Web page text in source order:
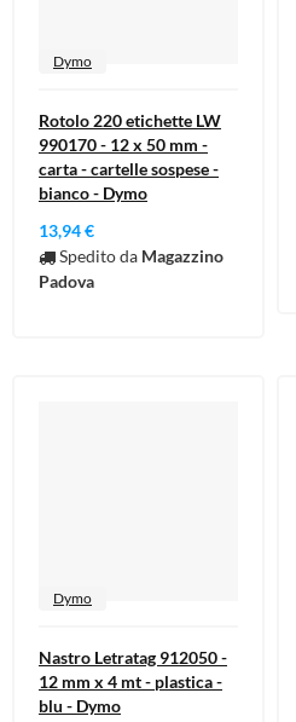
Dymo
Rotolo 220 etichette LW
990170 - 12 x 50 mm -
carta - cartelle sospese -
bianco - Dymo
13,94 €
Spedito da Magazzino
Padova
Dymo
Nastro Letratag 912050 -
12 mm x 4 mt - plastica -
blu - Dymo